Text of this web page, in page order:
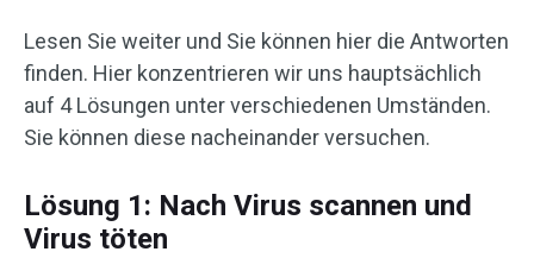
Lesen Sie weiter und Sie können hier die Antworten
finden. Hier konzentrieren wir uns hauptsächlich
auf 4 Lösungen unter verschiedenen Umständen.
Sie können diese nacheinander versuchen.
Lösung 1: Nach Virus scannen und
Virus töten